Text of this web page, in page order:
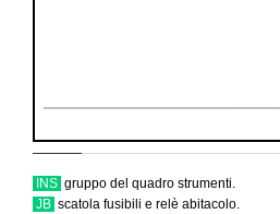
INS gruppo del quadro strumenti.
JB scatola fusibili e relè abitacolo.